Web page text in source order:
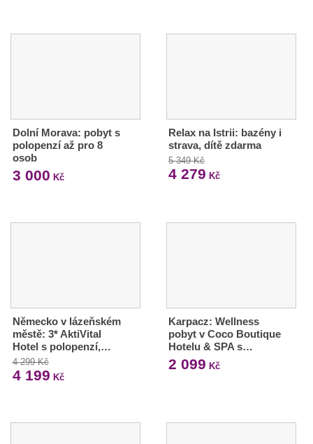
Dolní Morava: pobyt s
polopenzí až pro 8
osob
3 000 Kč
Relax na Istrii: bazény i
strava, dítě zdarma
5 349 Kč
4 279 Kč
Německo v lázeňském
městě: 3* AktiVital
Hotel s polopenzí,…
4 299 Kč
4 199 Kč
Karpacz: Wellness
pobyt v Coco Boutique
Hotelu & SPA s…
2 099 Kč